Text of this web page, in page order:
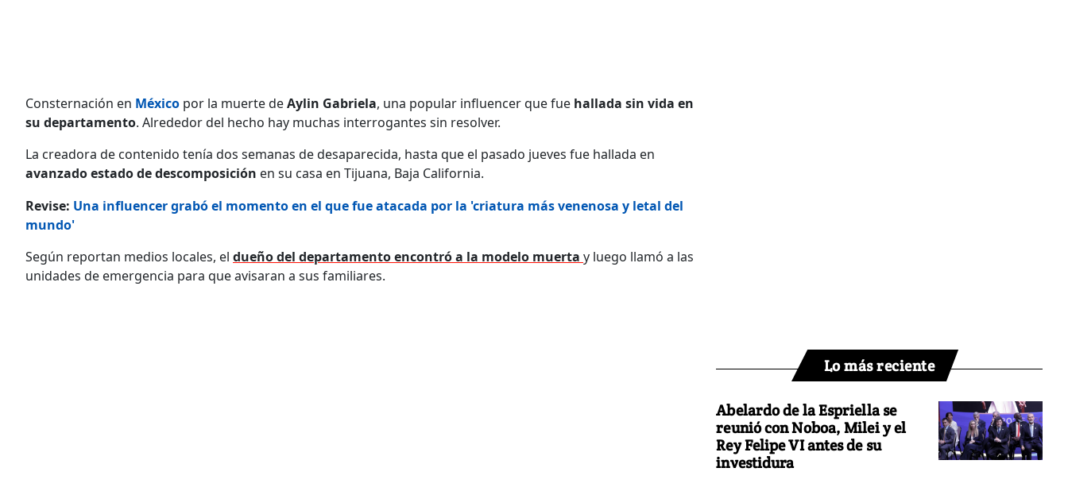
Consternación en México por la muerte deAylin Gabriela, una popular influencer que fue hallada sin vida en
su departamento. Alrededor del hecho hay muchas interrogantes sin resolver.
La creadora de contenido tenía dos semanas de desaparecida, hasta que el pasado jueves fue hallada en
avanzado estado de descomposición en su casa en Tijuana, Baja California.
Revise: Una influencer grabó el momento en el que fue atacada por la 'criatura más venenosa y letal del
mundo'​​​​​
Según reportan medios locales, el dueño del departamento encontró a la modelo muerta y luego llamó a las
unidades de emergencia para que avisaran a sus familiares.
Lo más reciente
Abelardo de la Espriella se
reunió con Noboa, Milei y el
Rey Felipe VI antes de su
investidura